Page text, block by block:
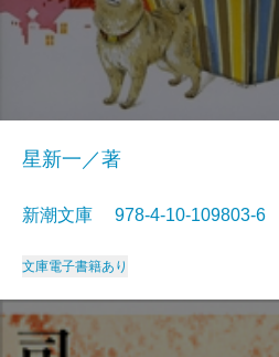
星新一／著
新潮文庫 978-4-10-109803-
文庫電子書籍あり